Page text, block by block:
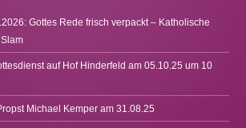
Gottes Rede frisch verpackt – Katholische
auf Hof Hinderfeld am 05.10.25 um 10
Michael Kemper am 31.08.25